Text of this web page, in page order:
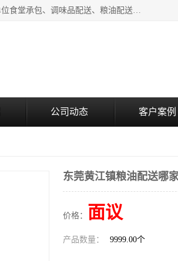
东莞市康隆膳食管理有限公司主要从事：蔬菜配送、食堂承包、企业工厂食堂承包、机关单位食堂承包、调味品配送、粮油配送、干货配送、副食配送、水果配送、海鲜配送等业务，东莞蔬菜配送电话，咨询在线客服。
公司动态 客户案例
东莞黄江镇粮油配送哪
价格： 面议
产品数量： 9999.00个